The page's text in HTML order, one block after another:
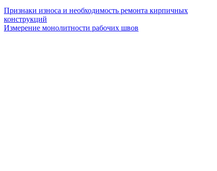
Признаки износа и необходимость ремонта кирпичных
конструкций
Измерение монолитности рабочих швов